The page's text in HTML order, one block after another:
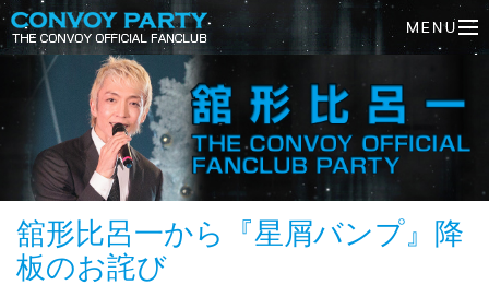
舘形比呂一から『星屑バンプ』降
板のお詫び